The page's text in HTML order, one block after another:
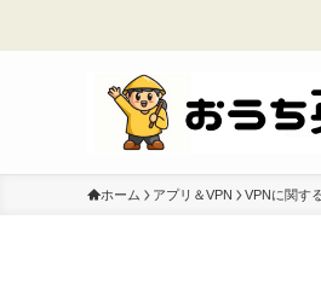
ホーム アプリ＆VPN VPNに関す